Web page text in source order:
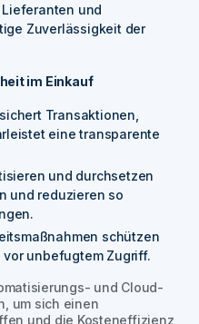
und
Zuverlässigkeit der
im Einkauf
Transaktionen,
eine transparente
und durchsetzen
und reduzieren so
schützen
unbefugtem Zugriff.
und Cloud-
um sich einen
und die Kosteneffizienz